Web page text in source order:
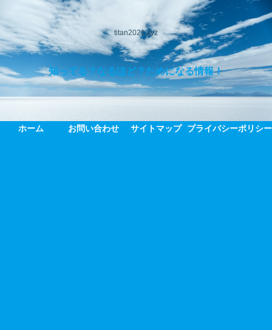
titan2021.xyz
知ってる？なるほど？ためになる情報！
ホーム お問い合わせ サイトマップ プライバシーポリシー